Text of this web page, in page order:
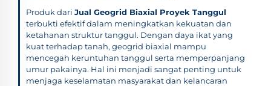
Produk dari Jual Geogrid Biaxial Proyek Tanggul
terbukti efektif dalam meningkatkan kekuatan dan
ketahanan struktur tanggul. Dengan daya ikat yang
kuat terhadap tanah, geogrid biaxial mampu
mencegah keruntuhan tanggul serta memperpanjang
umur pakainya. Hal ini menjadi sangat penting untuk
menjaga keselamatan masyarakat dan kelancaran